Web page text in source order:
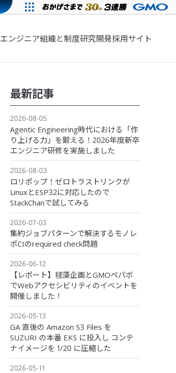
エンジニア組織と制度研究開発採用サイト
最新記事
2026-08-05
Agentic Engineering時代における「作
り上げる力」を鍛える！2026年度新卒
エンジニア研修を実施しました
2026-08-03
ロリポップ！ゼロトラストリンクが
LinuxとESP32に対応したので
StackChanで試してみる
2026-07-03
集約ジョブパターンで解決するモノレ
ポCIのrequired check問題
2026-06-12
【レポート】毬藻企画とGMOペパボ
でWebアクセシビリティのイベントを
開催しました！
2026-05-13
GA 直後の Amazon S3 Files を
SUZURI の本番 EKS に投入し コンテ
ナイメージを 1/20 に圧縮した
2026-05-11